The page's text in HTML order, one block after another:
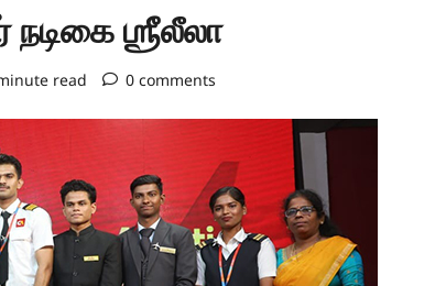
ஶ்ரீலீலா
read 0 comments